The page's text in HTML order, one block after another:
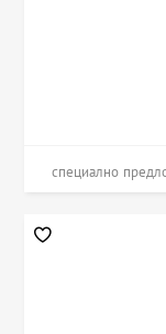
специално